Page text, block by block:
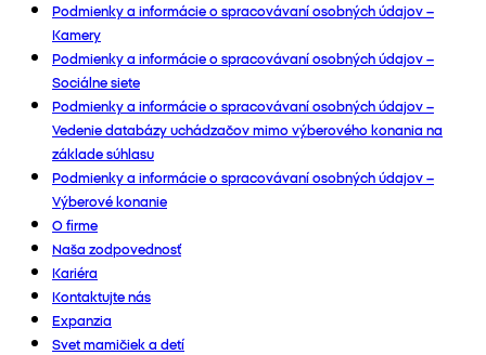
Podmienky a informácie o spracovávaní osobných údajov –
Kamery
Podmienky a informácie o spracovávaní osobných údajov –
Sociálne siete
Podmienky a informácie o spracovávaní osobných údajov –
Vedenie databázy uchádzačov mimo výberového konania na
základe súhlasu
Podmienky a informácie o spracovávaní osobných údajov –
Výberové konanie
O firme
Naša zodpovednosť
Kariéra
Kontaktujte nás
Expanzia
Svet mamičiek a detí